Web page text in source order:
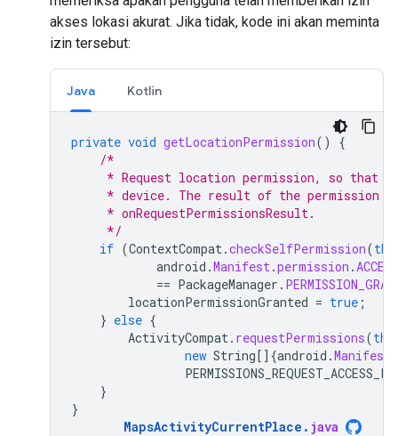
akses lokasi akurat. Jika tidak, kode ini akan meminta
izin tersebut:
Java Kotlin
private void getLocationPermission()
{
/*
* Request location permission, so that
* device. The result of the permission
     * onRequestPermissionsResult.
     */
if (ContextCompat .checkSelfPermission(
android .Manifest .permission .
== PackageManager .
locationPermissionGranted = true ;
} else {
ActivityCompat . requestPermissions(
new String[] {android .Manifest
}
}
MapsActivityCurrentPlace . java